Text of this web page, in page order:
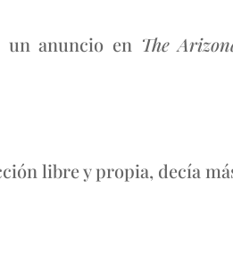
anuncio en The
libre y propia, decía